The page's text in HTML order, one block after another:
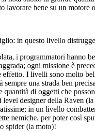
lavorare bene su un motore
in questo livello
i programmatori hanno
ogni missione è
I livelli sono molto
sempre una strada ben
quantità di oggetti che
designer della Raven
in un livello
nemiche, per poter così
spider (la moto)!